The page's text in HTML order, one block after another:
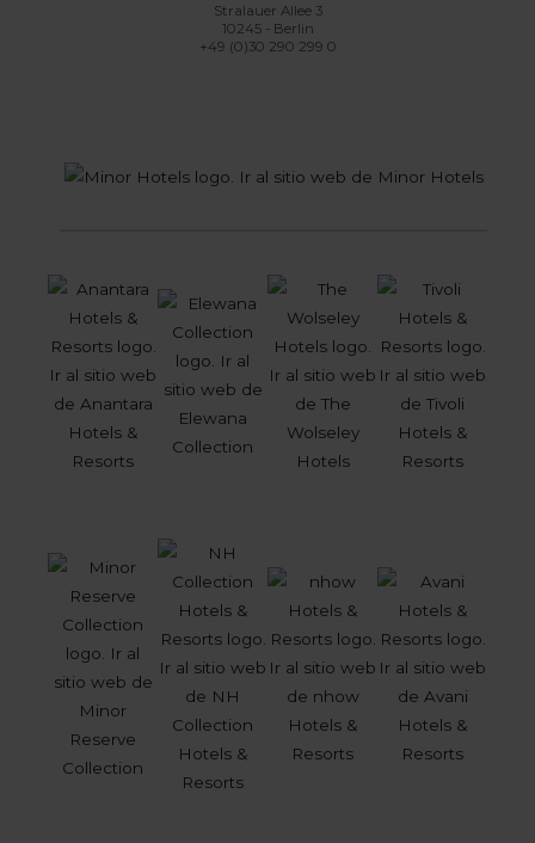
Stralauer Allee 3
10245 - Berlin
+49 (0)30 290 299 0